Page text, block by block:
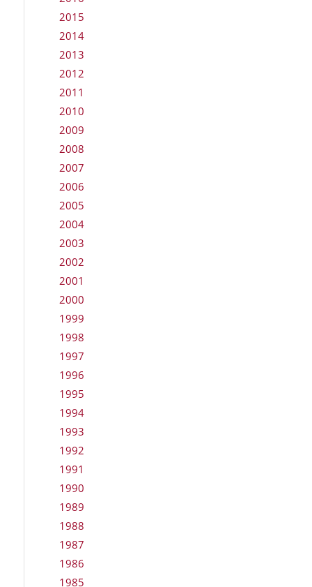
2015
2014
2013
2012
2011
2010
2009
2008
2007
2006
2005
2004
2003
2002
2001
2000
1999
1998
1997
1996
1995
1994
1993
1992
1991
1990
1989
1988
1987
1986
1985